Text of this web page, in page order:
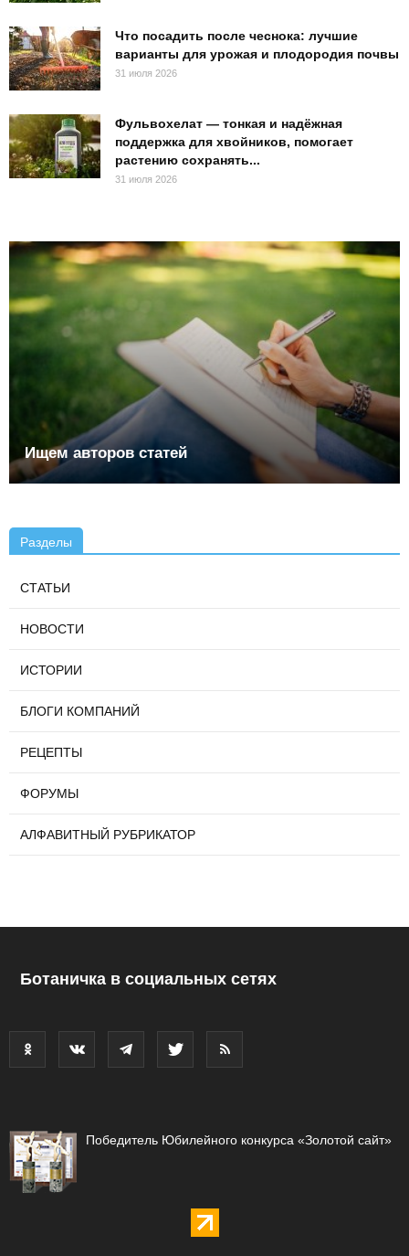
Что посадить после чеснока: лучшие
варианты для урожая и плодородия почвы
31 июля 2026
Фульвохелат — тонкая и надёжная
поддержка для хвойников, помогает
растению сохранять...
31 июля 2026
Ищем авторов статей
Разделы
СТАТЬИ
НОВОСТИ
ИСТОРИИ
БЛОГИ КОМПАНИЙ
РЕЦЕПТЫ
ФОРУМЫ
АЛФАВИТНЫЙ РУБРИКАТОР
Ботаничка в социальных сетях
Победитель Юбилейного конкурса «Золотой сайт»